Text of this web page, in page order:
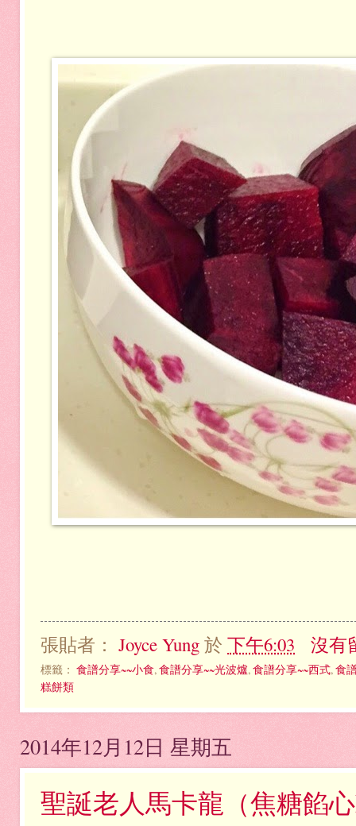
張貼者： Joyce Yung 於 下午6:03 沒有
標籤： 食譜分享~~小食, 食譜分享~~光波爐, 食譜分享~~西式, 食
糕餅類
2014年12月12日 星期五
聖誕老人馬卡龍（焦糖餡